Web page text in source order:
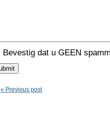
Bevestig dat u GEEN
« Previous post